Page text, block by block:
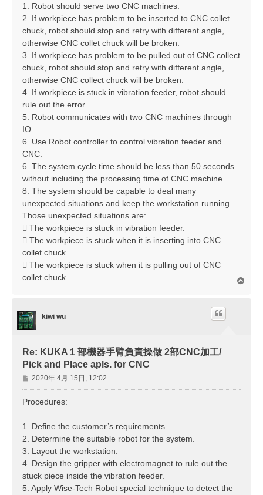
1. Robot should serve two CNC machines.
2. If workpiece has problem to be inserted to CNC collet
chuck, robot should stop and retry with different angle,
otherwise CNC collet chuck will be broken.
3. If workpiece has problem to be pulled out of CNC collect
chuck, robot should stop and retry with different angle,
otherwise CNC collect chuck will be broken.
4. If workpiece is stuck in vibration feeder, robot should
rule out the error.
5. Robot communicates with two CNC machines through
IO.
6. Use Robot controller to control vibration feeder and
CNC.
6. The system cycle time should be less than 50 seconds
without including the processing time of CNC machine.
8. The system should be capable to deal many
unexpected situations and keep the workstation running.
Those unexpected situations are:
 The workpiece is stuck in vibration feeder.
 The workpiece is stuck when it is inserting into CNC
collet chuck.
 The workpiece is stuck when it is pulling out of CNC
collet chuck.
kiwi wu
Re: KUKA 1 部機器手臂負責操做 2部CNC加工/
Pick and Place apls. for CNC
文
章
2020年 4月 15日, 12:02
Procedures:
1. Define the customer’s requirements.
2. Determine the suitable robot for the system.
3. Layout the workstation.
4. Design the gripper with electromagnet to rule out the
stuck piece inside the vibration feeder.
5. Apply Wise-Tech Robot special technique to detect the